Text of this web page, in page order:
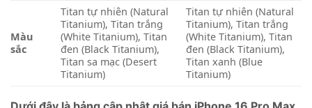
Màu
sắc
Titan tự nhiên (Natural
Titanium), Titan trắng
(White Titanium), Titan
đen (Black Titanium),
Titan sa mạc (Desert
Titanium)
Titan tự nhiên (Natural
Titanium), Titan trắng
(White Titanium), Titan
đen (Black Titanium),
Titan xanh (Blue
Titanium)